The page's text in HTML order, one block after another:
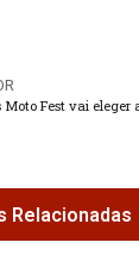
Moto Fest vai eleger
Relacionadas